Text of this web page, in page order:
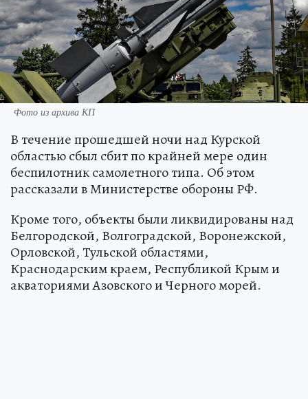
Фото из архива КП
В течение прошедшей ночи над Курской
областью сбыл сбит по крайней мере один
беспилотник самолетного типа. Об этом
рассказали в Министерстве обороны РФ.
Кроме того, объекты были ликвидированы над
Белгородской, Волгоградской, Воронежской,
Орловской, Тульской областями,
Краснодарским краем, Республикой Крым и
акваториями Азовского и Черного морей.